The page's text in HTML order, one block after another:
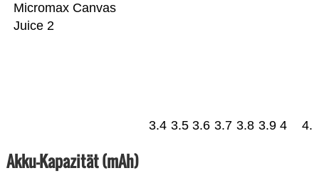
Micromax Canvas
Juice 2
3.4 3.5 3.6 3.7 3.8 3.9 4 4.1
Akku-Kapazität (mAh)